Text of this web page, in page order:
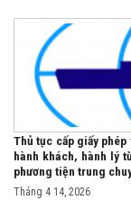
Thủ tục cấp giấy
hành khách, hành lý
phương tiện trung
Tháng 4 14, 2026